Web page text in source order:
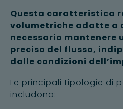
Questa caratteristica
volumetriche adatte a
necessario mantenere
preciso del flusso,
dalle condizioni
Le principali tipologie di
includono: